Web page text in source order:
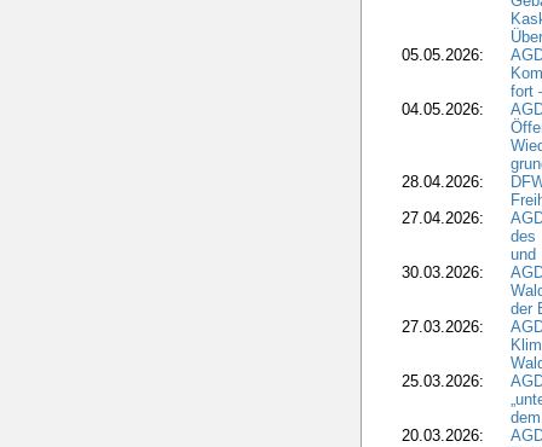
05.05.2026:
fort
04.05.2026:
28.04.2026:
27.04.2026:
des
und
30.03.2026:
der
27.03.2026:
25.03.2026:
20.03.2026: